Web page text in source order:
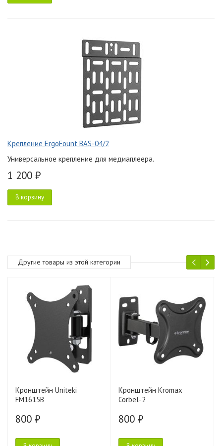
Крепление ErgoFount BAS-04/2
Универсальное крепление для медиаплеера.
1 200 ₽
В корзину
Другие товары из этой категории
Кронштейн Uniteki
FM1615B
800 ₽
Кронштейн Kromax
Corbel-2
800 ₽